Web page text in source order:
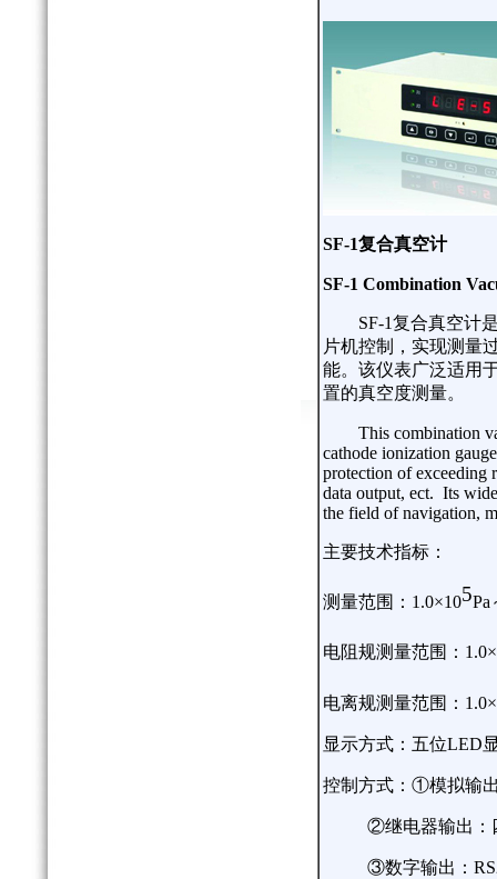
SF-1复合真空计
SF-1 Combination
SF-1复合真空计
片机控制，实现测量
能。该仪表广泛适用
置的真空度测量。
This combination
cathode ionization
protection of exceeding
data output, ect. Its
the field of navigation,
主要技术指标：
测量范围： 1.0×105Pa
电阻规测量范围： 1.0×
电离规测量范围： 1.0×
显示方式：五位LED
控制方式：①模拟输
②继电器输出：
③数字输出：